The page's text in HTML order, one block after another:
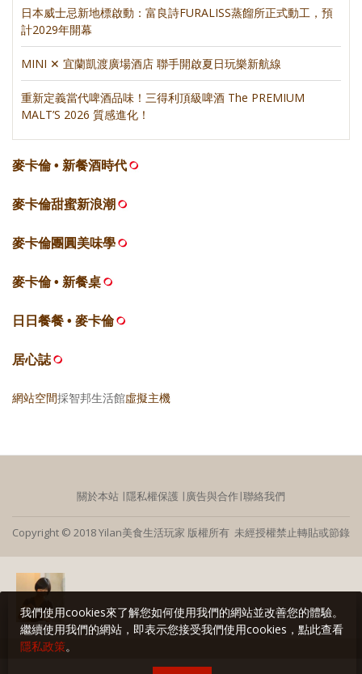
日本威士忌新地標啟動：富良詩FURALISS蒸餾所正式動工，預
計2029年開幕
MINI ✕ 宜蘭凱渡廣場酒店 聯手開啟夏日玩樂新航線
重新定義當代啤酒品味！三得利頂級啤酒 The PREMIUM
MALT’S 2026 質感進化！
麥卡倫 • 新餐酒時代
麥卡倫甜蜜新浪潮
麥卡倫團圓美味學
麥卡倫 • 新餐桌
日日餐餐 • 麥卡倫
居心誌
網站空間採智邦生活館虛擬主機
關於本站 ∣隱私權保護 ∣廣告與合作∣聯絡我們
Copyright © 2018 Yilan美食生活玩家 版權所有 未經授權禁止轉貼或節錄
我們使用cookies來了解您如何使用我們的網站並改善您的體驗。
繼續使用我們的網站，即表示您接受我們使用cookies，點此查看
隱私政策。